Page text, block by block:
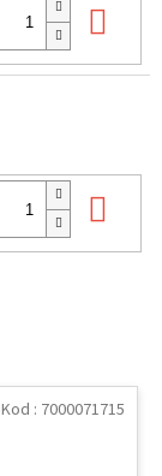
Kod : 7000071715